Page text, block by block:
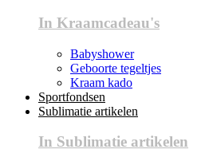
In Kraamcadeau's
Babyshower
Geboorte tegeltjes
Kraam kado
Sportfondsen
Sublimatie artikelen
In Sublimatie artikelen